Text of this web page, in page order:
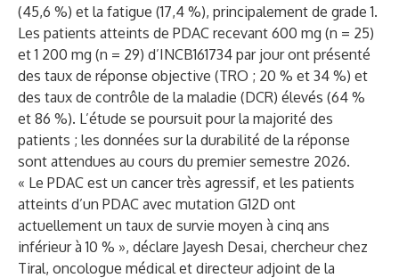
(45,6 %) et la fatigue (17,4 %), principalement de grade 1.
Les patients atteints de PDAC recevant 600 mg (n = 25)
et 1 200 mg (n = 29) d’INCB161734 par jour ont présenté
des taux de réponse objective (TRO ; 20 % et 34 %) et
des taux de contrôle de la maladie (DCR) élevés (64 %
et 86 %). L’étude se poursuit pour la majorité des
patients ; les données sur la durabilité de la réponse
sont attendues au cours du premier semestre 2026.
« Le PDAC est un cancer très agressif, et les patients
atteints d’un PDAC avec mutation G12D ont
actuellement un taux de survie moyen à cinq ans
inférieur à 10 % », déclare Jayesh Desai, chercheur chez
Tiral, oncologue médical et directeur adjoint de la